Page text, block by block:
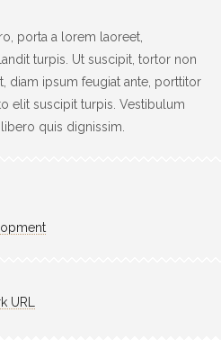
porta a lorem laoreet,
turpis. Ut suscipit, tortor non
diam ipsum feugiat ante, porttitor
elit suscipit turpis. Vestibulum
quis dignissim.
URL